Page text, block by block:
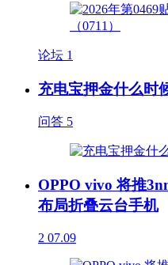
论坛 1
充电宝押金什么时
问答 5
OPPO vivo 将推
布局折叠云台手机
2 07.09